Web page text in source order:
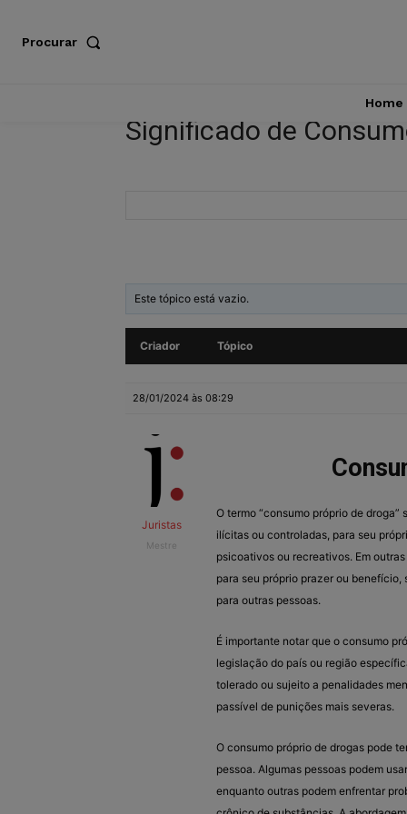
Procurar
Home
Significado de
Este tópico está vazio.
Criador Tópico
28/01/2024 às 08:29
Juristas
Mestre
O termo “consumo próprio de
ilícitas ou controladas, para seu
psicoativos ou recreativos. Em
para seu próprio prazer ou
para outras pessoas.
É importante notar que o consumo
legislação do país ou região
tolerado ou sujeito a penalidades
passível de punições mais severas.
O consumo próprio de drogas pode
pessoa. Algumas pessoas podem
enquanto outras podem enfrentar